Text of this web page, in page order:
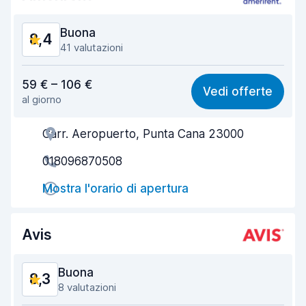
8,4 Buona
41 valutazioni
8,7
Facile da trovare 8,5
Gentilezza degli agenti
Rapidità del ritiro
Rapidità della riconsegna
59 € – 106 €
al giorno
Vedi offerte
Carr. Aeropuerto, Punta Cana 23000
018096870508
Mostra l'orario di apertura
Avis
8,3 Buona
8 valutazioni